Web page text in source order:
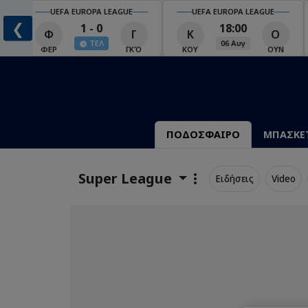
❮
UEFA EUROPA LEAGUE
Φ
ΦΕΡ
1 - 0
ΤΕΛ
ΓΚΌ
UEFA EUROPA LEAGUE
ΚΟΥ
18:00
06 Αυγ
Ο
ΟΥΝ
ΠΟΔΟΣΦΑΙΡΟ
Super League Ειδήσεις Video